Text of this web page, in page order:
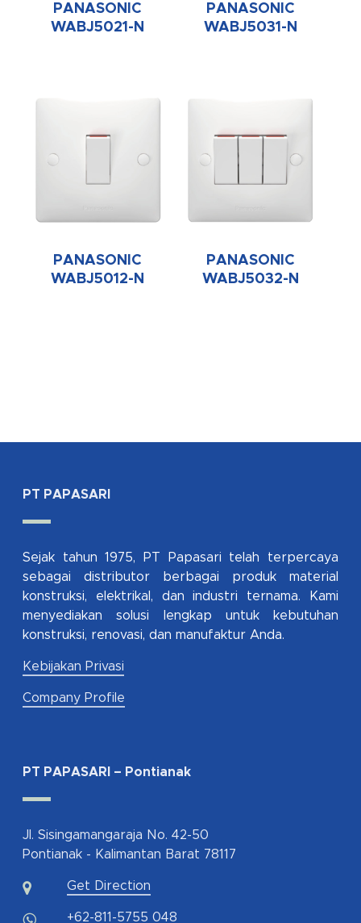
PANASONIC
WABJ5021-N
PANASONIC
WABJ5031-N
PANASONIC
WABJ5012-N
PANASONIC
WABJ5032-N
PT PAPASARI
Sejak tahun 1975, PT Papasari telah terpercaya
sebagai distributor berbagai produk material
konstruksi, elektrikal, dan industri ternama. Kami
menyediakan solusi lengkap untuk kebutuhan
konstruksi, renovasi, dan manufaktur Anda.
Kebijakan Privasi
Company Profile
PT PAPASARI – Pontianak
Jl. Sisingamangaraja No. 42-50
Pontianak - Kalimantan Barat 78117
Get Direction
+62-811-5755 048